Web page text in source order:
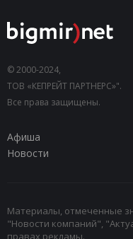
© 2000-2024,
ТОВ «КЕПРЕЙТ ПАРТНЕРС»".
Все права защищены.
Афиша
Новости
Материалы, отмеченные
"Новости компаний",
правах рекламы.